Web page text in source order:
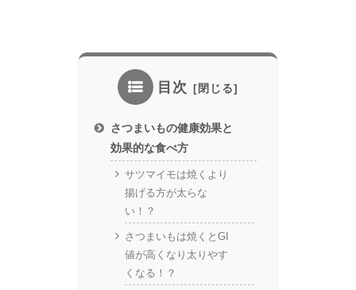
目次
さつまいもの健康効果と
効果的な食べ方
サツマイモは焼くより
揚げる方が太らな
い！？
さつまいもは焼くとGI
値が高くなり太りやす
くなる！？